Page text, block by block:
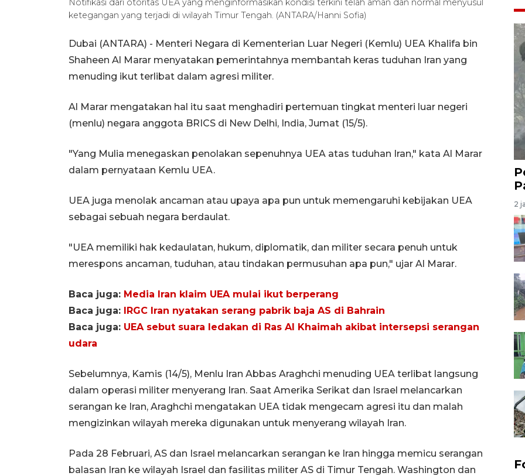
Notifikasi dari otoritas UEA yang menginformasikan kondisi terkini telah aman dan normal menyusul
ketegangan yang terjadi di wilayah Timur Tengah. (ANTARA/Hanni Sofia)
Dubai (ANTARA) - Menteri Negara di Kementerian Luar Negeri (Kemlu) UEA Khalifa bin
Shaheen Al Marar menyatakan pemerintahnya membantah keras tuduhan Iran yang
menuding ikut terlibat dalam agresi militer.
Al Marar mengatakan hal itu saat menghadiri pertemuan tingkat menteri luar negeri
(menlu) negara anggota BRICS di New Delhi, India, Jumat (15/5).
"Yang Mulia menegaskan penolakan sepenuhnya UEA atas tuduhan Iran," kata Al Marar
dalam pernyataan Kemlu UEA.
UEA juga menolak ancaman atau upaya apa pun untuk memengaruhi kebijakan UEA
sebagai sebuah negara berdaulat.
"UEA memiliki hak kedaulatan, hukum, diplomatik, dan militer secara penuh untuk
merespons ancaman, tuduhan, atau tindakan permusuhan apa pun," ujar Al Marar.
Baca juga: Media Iran klaim UEA mulai ikut berperang
Baca juga: IRGC Iran nyatakan serang pabrik baja AS di Bahrain
Baca juga: UEA sebut suara ledakan di Ras Al Khaimah akibat intersepsi serangan
udara
Sebelumnya, Kamis (14/5), Menlu Iran Abbas Araghchi menuding UEA terlibat langsung
dalam operasi militer menyerang Iran. Saat Amerika Serikat dan Israel melancarkan
serangan ke Iran, Araghchi mengatakan UEA tidak mengecam agresi itu dan malah
mengizinkan wilayah mereka digunakan untuk menyerang wilayah Iran.
Pada 28 Februari, AS dan Israel melancarkan serangan ke Iran hingga memicu serangan
balasan Iran ke wilayah Israel dan fasilitas militer AS di Timur Tengah. Washington dan
2